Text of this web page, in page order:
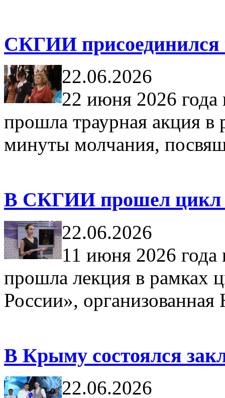
СКГИИ присоединился
22.06.2026
22 июня 2026
прошла траурная акция
минуты молчания,
В СКГИИ прошел цикл
22.06.2026
11 июня 2026
прошла лекция в рамках
России»,
В Крыму состоялся
22.06.2026